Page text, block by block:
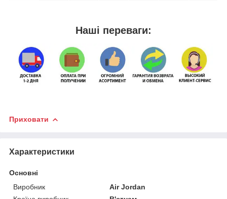
Наші переваги:
Приховати
Характеристики
Основні
Виробник
Air Jordan